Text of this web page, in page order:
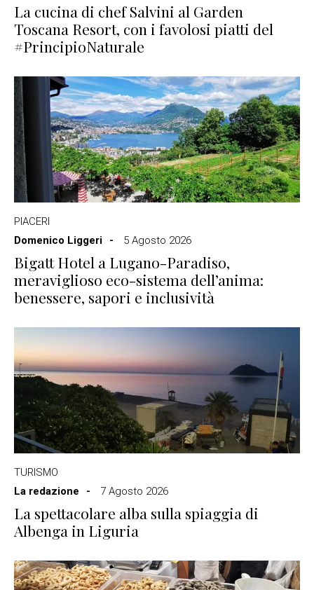
La cucina di chef Salvini al Garden
Toscana Resort, con i favolosi piatti del
#PrincipioNaturale
PIACERI
Domenico Liggeri
5 Agosto 2026
Bigatt Hotel a Lugano-Paradiso,
meraviglioso eco-sistema dell’anima:
benessere, sapori e inclusività
TURISMO
La redazione
7 Agosto 2026
La spettacolare alba sulla spiaggia di
Albenga in Liguria